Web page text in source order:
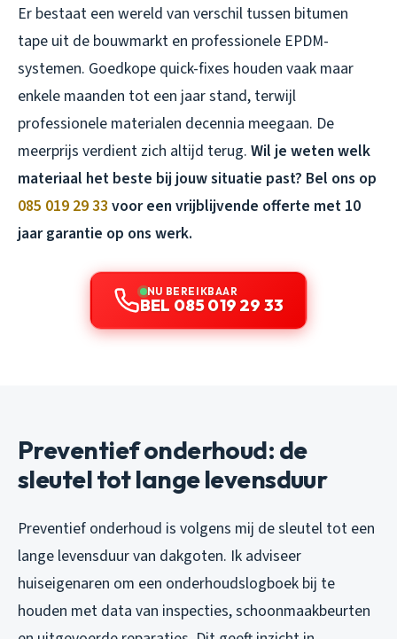
Er bestaat een wereld van verschil tussen bitumen
tape uit de bouwmarkt en professionele EPDM-
systemen. Goedkope quick-fixes houden vaak maar
enkele maanden tot een jaar stand, terwijl
professionele materialen decennia meegaan. De
meerprijs verdient zich altijd terug. Wil je weten welk
materiaal het beste bij jouw situatie past? Bel ons op
085 019 29 33 voor een vrijblijvende offerte met 10
jaar garantie op ons werk.
NU BEREIKBAAR
BEL 085 019 29 33
Preventief onderhoud: de
sleutel tot lange levensduur
Preventief onderhoud is volgens mij de sleutel tot een
lange levensduur van dakgoten. Ik adviseer
huiseigenaren om een onderhoudslogboek bij te
houden met data van inspecties, schoonmaakbeurten